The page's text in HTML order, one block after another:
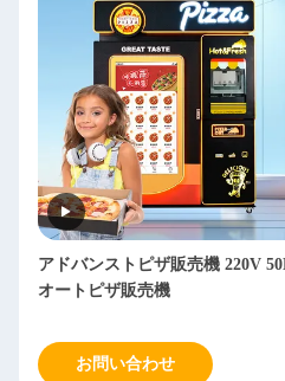
アドバンストピザ販売機 220V
オートピザ販売機
お問い合わせ